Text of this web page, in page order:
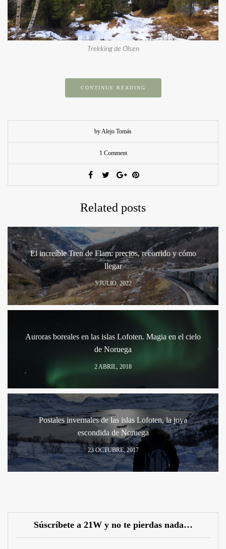
Trekking de Olsen
CONTINUE READING
by Alejo Tomás
1 Comment
Related posts
El increíble Tren de Flam: precios, recorrido y cómo
llegar
5 JULIO, 2022
Auroras boreales en las islas Lofoten. Magia en el cielo
de Noruega
2 ABRIL, 2018
Postales invernales de las islas Lofoten, la joya
escondida de Noruega
23 OCTUBRE, 2017
Súscríbete a 21W y no te pierdas nada…